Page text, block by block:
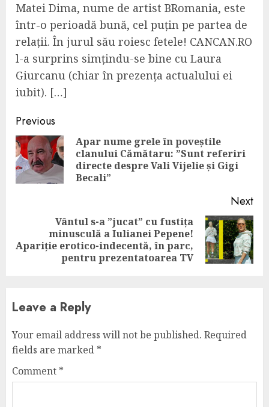
Matei Dima, nume de artist BRomania, este
într-o perioadă bună, cel puțin pe partea de
relații. În jurul său roiesc fetele! CANCAN.RO
l-a surprins simțindu-se bine cu Laura
Giurcanu (chiar în prezența actualului ei
iubit). […]
Continue
Reading
Previous
Apar nume grele în poveștile
clanului Cămătaru: ”Sunt referiri
directe despre Vali Vijelie și Gigi
Becali”
Next
post:
Vântul s-a ”jucat” cu fustița
minusculă a Iulianei Pepene!
Apariție erotico-indecentă, în parc,
pentru prezentatoarea TV
Leave a Reply
Your email address will not be published. Required
fields are marked *
Comment *